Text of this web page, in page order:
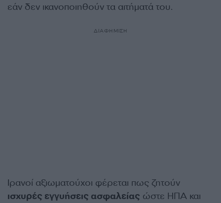
εάν δεν ικανοποιηθούν τα αιτήματά του.
ΔΙΑΦΗΜΙΣΗ
Ιρανοί αξιωματούχοι φέρεται πως ζητούν
ισχυρές εγγυήσεις ασφαλείας ώστε ΗΠΑ και